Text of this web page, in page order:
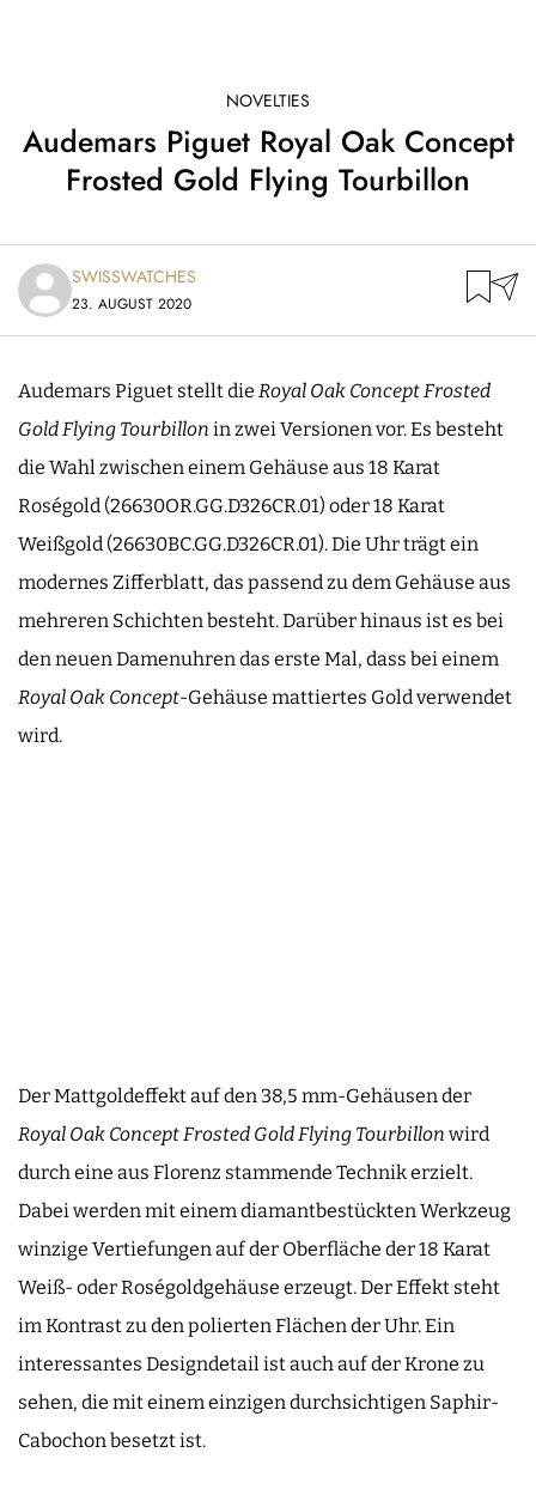
NOVELTIES
Audemars Piguet Royal Oak Concept
Frosted Gold Flying Tourbillon
SWISSWATCHES
23. AUGUST 2020
Audemars Piguet stellt die Royal Oak Concept Frosted
Gold Flying Tourbillon in zwei Versionen vor. Es besteht
die Wahl zwischen einem Gehäuse aus 18 Karat
Roségold (26630OR.GG.D326CR.01) oder 18 Karat
Weißgold (26630BC.GG.D326CR.01). Die Uhr trägt ein
modernes Zifferblatt, das passend zu dem Gehäuse aus
mehreren Schichten besteht. Darüber hinaus ist es bei
den neuen Damenuhren das erste Mal, dass bei einem
Royal Oak Concept-Gehäuse mattiertes Gold verwendet
wird.
Der Mattgoldeffekt auf den 38,5 mm-Gehäusen der
Royal Oak Concept Frosted Gold Flying Tourbillon wird
durch eine aus Florenz stammende Technik erzielt.
Dabei werden mit einem diamantbestückten Werkzeug
winzige Vertiefungen auf der Oberfläche der 18 Karat
Weiß- oder Roségoldgehäuse erzeugt. Der Effekt steht
im Kontrast zu den polierten Flächen der Uhr. Ein
interessantes Designdetail ist auch auf der Krone zu
sehen, die mit einem einzigen durchsichtigen Saphir-
Cabochon besetzt ist.